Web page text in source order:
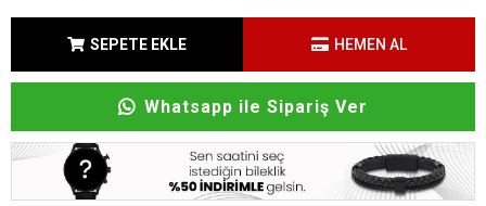
SEPETE EKLE HEMEN AL
Whatsapp ile Sipariş Ver